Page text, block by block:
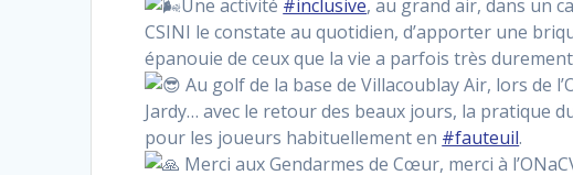
Une activité #inclusive, au grand air, dans un
CSINI le constate au quotidien, d’apporter une
épanouie de ceux que la vie a parfois très
Au golf de la base de Villacoublay Air, lors de
Jardy… avec le retour des beaux jours, la pratique
pour les joueurs habituellement en #fauteuil.
Merci aux Gendarmes de Cœur, merci à